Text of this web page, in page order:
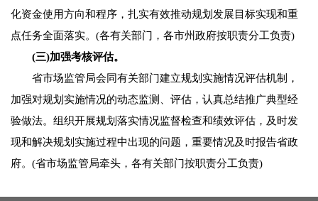
化资金使用方向和程序，扎实有效推动规划发展目标实现和重
点任务全面落实。(各有关部门，各市州政府按职责分工负责)
(三)加强考核评估。
省市场监管局会同有关部门建立规划实施情况评估机制，
加强对规划实施情况的动态监测、评估，认真总结推广典型经
验做法。组织开展规划落实情况监督检查和绩效评估，及时发
现和解决规划实施过程中出现的问题，重要情况及时报告省政
府。(省市场监管局牵头，各有关部门按职责分工负责)